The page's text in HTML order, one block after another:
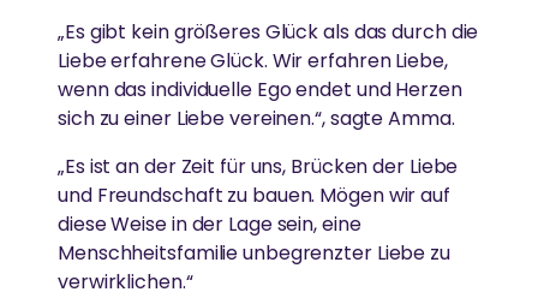
„Es gibt kein größeres Glück als das durch die
Liebe erfahrene Glück. Wir erfahren Liebe,
wenn das individuelle Ego endet und Herzen
sich zu einer Liebe vereinen.“, sagte Amma.
„Es ist an der Zeit für uns, Brücken der Liebe
und Freundschaft zu bauen. Mögen wir auf
diese Weise in der Lage sein, eine
Menschheitsfamilie unbegrenzter Liebe zu
verwirklichen.“